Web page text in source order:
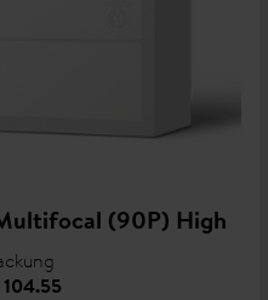
(90P) High
104.55